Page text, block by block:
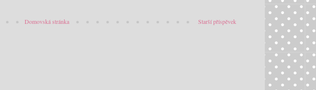
Starší příspěvek
Domovská stránka